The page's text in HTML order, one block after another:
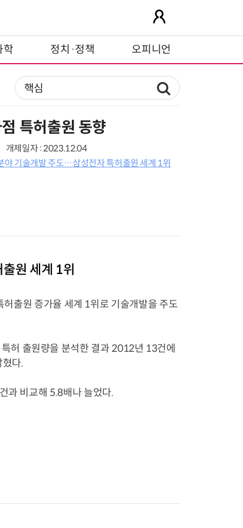
학 정치·정책 오피니언
특허출원 동향
개제일자 : 2023.12.04
야 기술개발 주도…삼성전자 특허출원 세계 1위
원 세계 1위
출원 증가율 세계 1위로 기술개발을 주도
허 출원량을 분석한 결과 2012년 13건에
다.
과 비교해 5.8배나 늘었다.